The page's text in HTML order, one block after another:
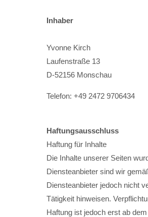
Register
Lorem ipsum dolor sit amet:
We offer support for our
Mon - Fri 8:00am - 5:00pm
Get in touch
Cybersteel Inc.
Inhaber
Yvonne Kirch
Laufenstraße 13
D-52156 Monschau
Telefon: +49 2472 9706434
Haftungsausschluss
Haftung für Inhalte
Die Inhalte unserer Seiten
Diensteanbieter sind wir
Diensteanbieter jedoch nicht
Tätigkeit hinweisen.
Haftung ist jedoch erst ab